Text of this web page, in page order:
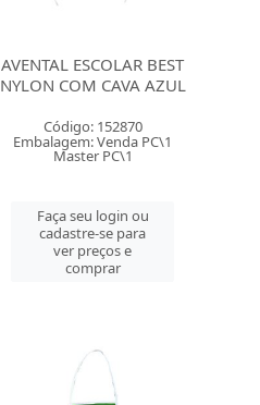
AVENTAL ESCOLAR BEST
NYLON COM CAVA AZUL
Código: 152870
Embalagem: Venda PC\1
Master PC\1
Faça seu login ou
cadastre-se para
ver preços e
comprar